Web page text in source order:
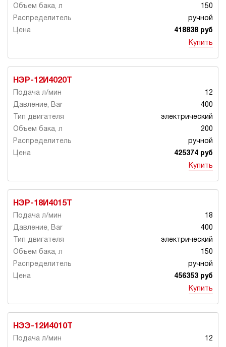
150
ручной
418838 руб
Купить
НЭР-12И4020Т
12
400
электрический
200
ручной
425374 руб
Купить
НЭР-18И4015Т
18
400
электрический
150
ручной
456353 руб
Купить
НЭЭ-12И4010Т
12